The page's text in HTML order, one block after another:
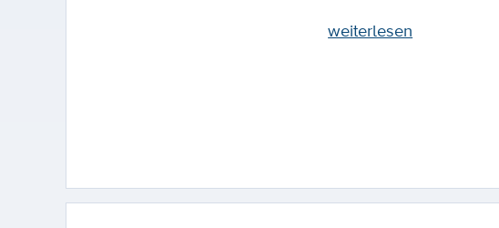
weiterlesen